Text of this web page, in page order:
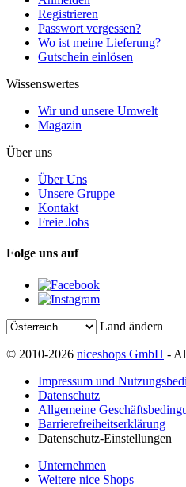
Registrieren
Passwort vergessen?
Wo ist meine Lieferung?
Gutschein einlösen
Wissenswertes
Wir und unsere Umwelt
Magazin
Über uns
Über Uns
Unsere Gruppe
Kontakt
Freie Jobs
Folge uns auf
Land ändern
© 2010-2026 niceshops GmbH -
Impressum und
Datenschutz
Allgemeine
Barrierefreiheitserklärung
Datenschutz-Einstellungen
Unternehmen
Weitere nice Shops